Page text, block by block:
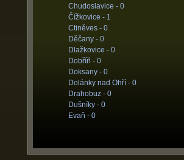
Chudoslavice - 0
Čížkovice - 1
Ctiněves - 0
Děčany - 0
Dlažkovice - 0
Dobříň - 0
Doksany - 0
Dolánky nad Ohří - 0
Drahobuz - 0
Dušníky - 0
Evaň - 0